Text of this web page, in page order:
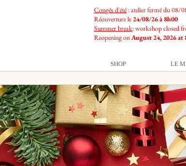
Congés d'été : atelier fermé du
Réouverture le 24/08/26 à 8h00
Summer break: workshop closed
Reopening onAugust 24, 2026 at
SHOP LE